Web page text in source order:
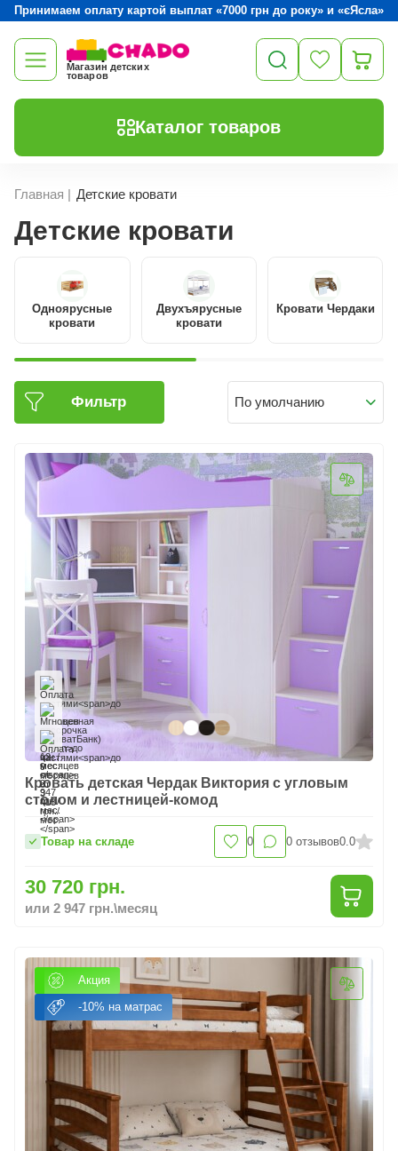
Принимаем оплату картой выплат «7000 грн до року» и «єЯсла»
Магазин детских
товаров
Каталог товаров
Главная | Детские кровати
Детские кровати
Одноярусные
кровати
Двухъярусные
кровати
Кровати Чердаки
Фильтр По умолчанию
Кровать детская Чердак Виктория с угловым
столом и лестницей-комод
Товар на складе 0 0отзывов0.0
30 720 грн.
или 2 947 грн.\месяц
Акция
-10% на матрас